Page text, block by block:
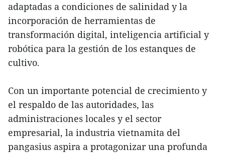
adaptadas a condiciones de salinidad y la
incorporación de herramientas de
transformación digital, inteligencia artificial y
robótica para la gestión de los estanques de
cultivo.
Con un importante potencial de crecimiento y
el respaldo de las autoridades, las
administraciones locales y el sector
empresarial, la industria vietnamita del
pangasius aspira a protagonizar una profunda